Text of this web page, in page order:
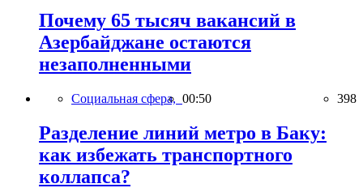
Почему 65 тысяч вакансий в
Азербайджане остаются
незаполненными
Социальная сфера, 00:50 398
Разделение линий метро в Баку:
как избежать транспортного
коллапса?